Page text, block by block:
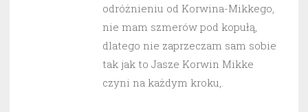
odróżnieniu od Korwina-Mikkego,
nie mam szmerów pod kopułą,
dlatego nie zaprzeczam sam sobie
tak jak to Jasze Korwin Mikke
czyni na każdym kroku,.